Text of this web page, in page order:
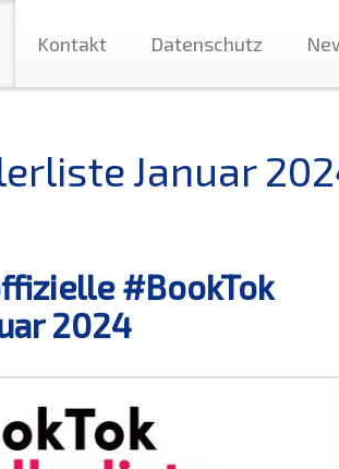
Kontakt Datenschutz
Januar
#BookTok
2024